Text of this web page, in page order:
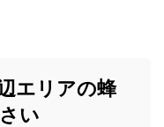
エリアの蜂
い